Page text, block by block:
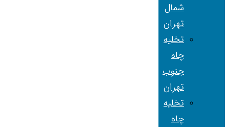
شمال
تهران
تخلیه
چاه
جنوب
تهران
تخلیه
چاه